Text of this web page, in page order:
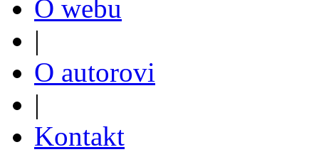
O webu
|
O autorovi
|
Kontakt